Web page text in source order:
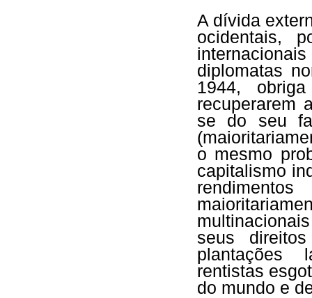
A dívida
ocidentais,
diplomatas
1944,
recuperarem
se do seu
o mesmo
capitalismo
seus
plantações
rentistas
do mundo e